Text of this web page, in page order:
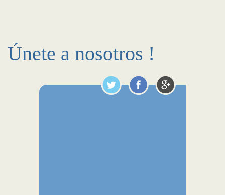
Únete a nosotros !